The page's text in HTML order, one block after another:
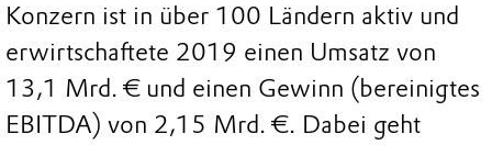
Konzern ist in über 100 Ländern aktiv und
erwirtschaftete 2019 einen Umsatz von
13,1 Mrd. € und einen Gewinn (bereinigtes
EBITDA) von 2,15 Mrd. €. Dabei geht